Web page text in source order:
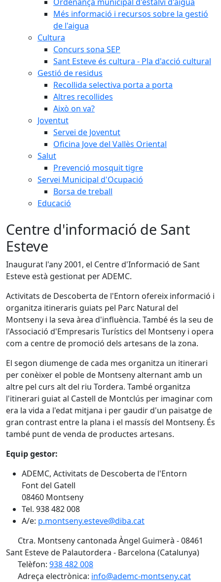
Més informació i recursos sobre la gestió
de l'aigua
Cultura
Concurs sona SEP
Sant Esteve és cultura - Pla d'acció cultural
Gestió de residus
Recollida selectiva porta a porta
Altres recollides
Això on va?
Joventut
Servei de Joventut
Oficina Jove del Vallès Oriental
Salut
Prevenció mosquit tigre
Servei Municipal d'Ocupació
Borsa de treball
Educació
Centre d'informació de Sant
Esteve
Inaugurat l'any 2001, el Centre d'Informació de Sant
Esteve està gestionat per ADEMC.
Activitats de Descoberta de l'Entorn ofereix informació i
organitza itineraris guiats pel Parc Natural del
Montseny i la seva àrea d'influència. També és la seu de
l'Associació d'Empresaris Turístics del Montseny i opera
com a centre de promoció dels artesans de la zona.
El segon diumenge de cada mes organitza un itinerari
per conèixer el poble de Montseny alternant amb un
altre pel curs alt del riu Tordera. També organitza
l'itinerari guiat al Castell de Montclús per imaginar com
era la vida a l'edat mitjana i per gaudir d'un paisatge de
gran contrast entre la plana i el massís del Montseny. És
també punt de venda de productes artesans.
Equip gestor:
ADEMC, Activitats de Descoberta de l'Entorn
Font del Gatell
08460 Montseny
Tel. 938 482 008
A/e: p.montseny.esteve@diba.cat
Ctra. Montseny cantonada Àngel Guimerà - 08461
Sant Esteve de Palautordera - Barcelona (Catalunya)
Telèfon: 938 482 008
Adreça electrònica: info@ademc-montseny.cat